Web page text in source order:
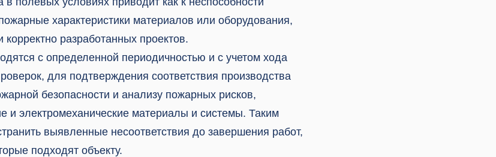
характеристики материалов или оборудования,
разработанных проектов.
с определенной периодичностью и с учетом хода
для подтверждения соответствия производства
безопасности и анализу пожарных рисков,
и электромеханические материалы и системы. Таким
выявленные несоответствия до завершения работ,
подходят объекту.